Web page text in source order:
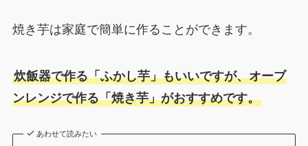
焼き芋は家庭で簡単に作ることができます。
炊飯器で作る「ふかし芋」もいいですが、オーブ
ンレンジで作る「焼き芋」がおすすめです。
あわせて読みたい